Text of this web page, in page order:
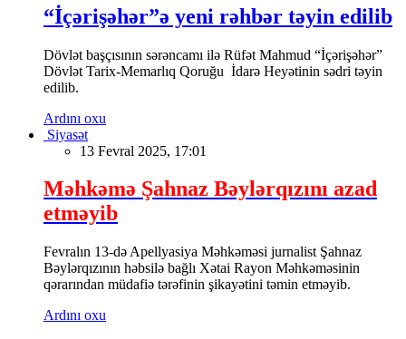
“İçərişəhər”ə yeni rəhbər təyin edilib
Dövlət başçısının sərəncamı ilə Rüfət Mahmud “İçərişəhər”
Dövlət Tarix-Memarlıq Qoruğu İdarə Heyətinin sədri təyin
edilib.
Ardını oxu
Siyasət
13 Fevral 2025, 17:01
Məhkəmə Şahnaz Bəylərqızını azad
etməyib
Fevralın 13-də Apellyasiya Məhkəməsi jurnalist Şahnaz
Bəylərqızının həbsilə bağlı Xətai Rayon Məhkəməsinin
qərarından müdafiə tərəfinin şikayətini təmin etməyib.
Ardını oxu